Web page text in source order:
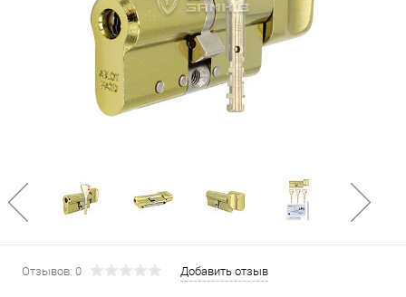
Отзывов: 0 Добавить отзыв